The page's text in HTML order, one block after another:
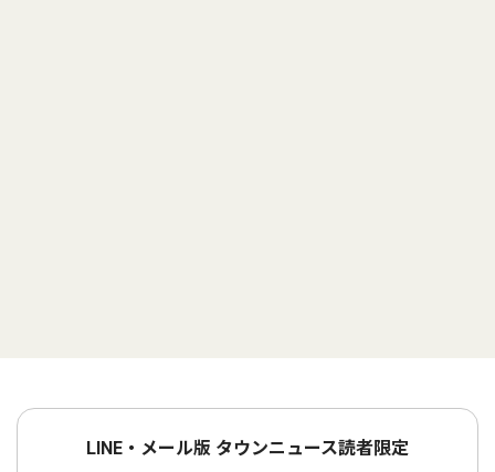
LINE・メール版 タウンニュース読者限定